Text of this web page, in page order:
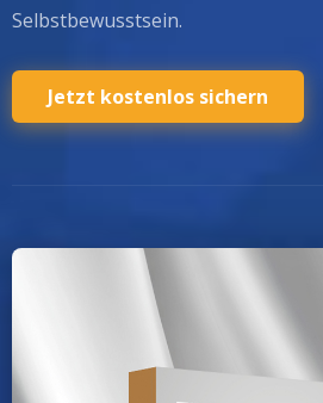
Selbstbewusstsein.
Jetzt kostenlos sichern